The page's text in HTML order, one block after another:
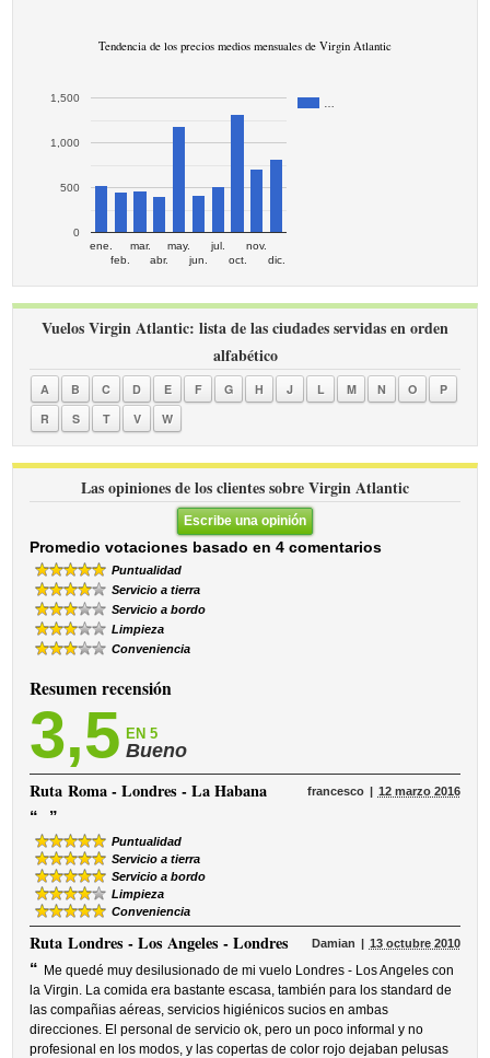
Tendencia de los precios medios mensuales de Virgin Atlantic
ene.
feb.
mar.
abr.
may.
jun.
jul.
oct.
nov.
dic.
0
500
1,000
1,500
Vuelos Virgin Atlantic: lista de las ciudades servidas en orden
alfabético
A B C D E F G H J L M N O
P
R
S T V W
Las opiniones de los clientes sobre Virgin Atlantic
Escribe una opinión
Promedio votaciones basado en 4 comentarios
Puntualidad
Servicio a tierra
Servicio a bordo
Limpieza
Conveniencia
Resumen recensión
3,5 EN 5
Bueno
RutaRoma - Londres - La Habana francesco 12 marzo 2016
“ ”
Puntualidad
Servicio a tierra
Servicio a bordo
Limpieza
Conveniencia
RutaLondres - Los Angeles - Londres Damian 13 octubre 2010
“ Me quedé muy desilusionado de mi vuelo Londres - Los Angeles con
la Virgin. La comida era bastante escasa, también para los standard de
las compañias aéreas, servicios higiénicos sucios en ambas
direcciones. El personal de servicio ok, pero un poco informal y no
profesional en los modos, y las copertas de color rojo dejaban pelusas